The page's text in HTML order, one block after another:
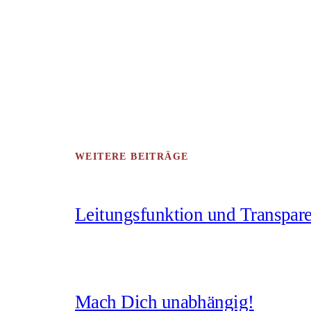
WEITERE BEITRÄGE
Leitungsfunktion und
Mach Dich unabhängig!